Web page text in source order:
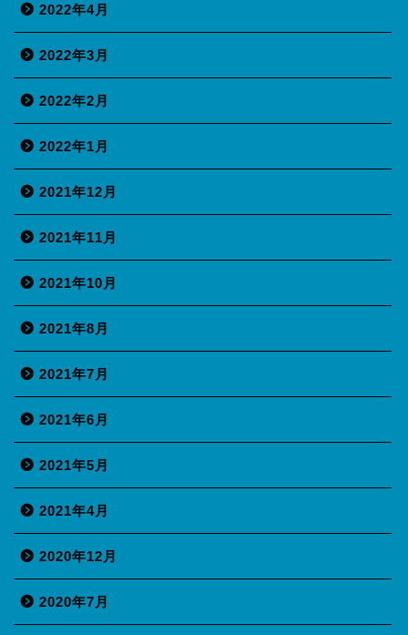
2022年4月
2022年3月
2022年2月
2022年1月
2021年12月
2021年11月
2021年10月
2021年8月
2021年7月
2021年6月
2021年5月
2021年4月
2020年12月
2020年7月